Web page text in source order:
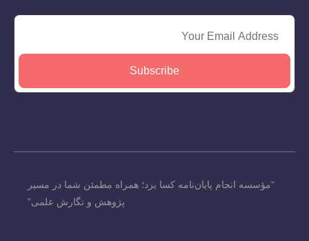
Subscribe
“مؤسسه انجام پایان‌نامه کسا یزد؛ همراه مطمئن شما در مسیر
پژوهش و نگارش علمی”